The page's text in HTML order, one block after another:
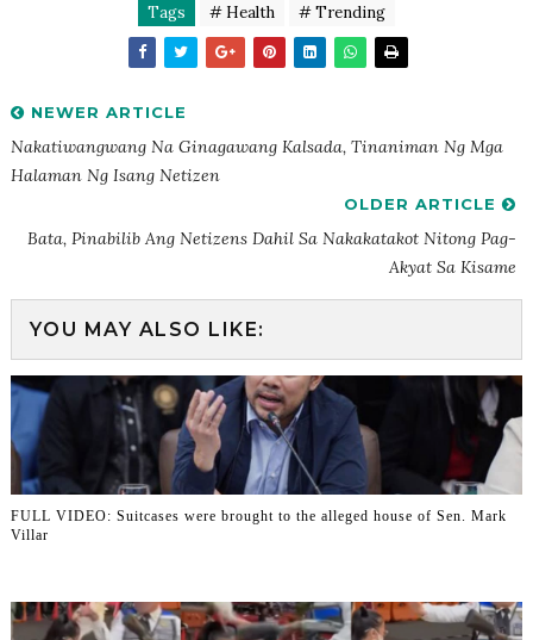
Tags # Health # Trending
NEWER ARTICLE
Nakatiwangwang Na Ginagawang Kalsada, Tinaniman Ng Mga
Halaman Ng Isang Netizen
OLDER ARTICLE
Bata, Pinabilib Ang Netizens Dahil Sa Nakakatakot Nitong Pag-
Akyat Sa Kisame
YOU MAY ALSO LIKE:
FULL VIDEO: Suitcases were brought to the alleged house of Sen. Mark
Villar